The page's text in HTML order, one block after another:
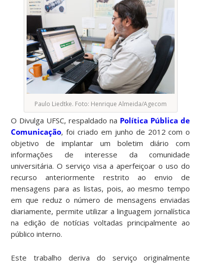
Paulo Liedtke. Foto: Henrique Almeida/Agecom
O Divulga UFSC, respaldado na Política Pública de
Comunicação, foi criado em junho de 2012 com o
objetivo de implantar um boletim diário com
informações de interesse da comunidade
universitária. O serviço visa a aperfeiçoar o uso do
recurso anteriormente restrito ao envio de
mensagens para as listas, pois, ao mesmo tempo
em que reduz o número de mensagens enviadas
diariamente, permite utilizar a linguagem jornalística
na edição de notícias voltadas principalmente ao
público interno.
Este trabalho deriva do serviço originalmente